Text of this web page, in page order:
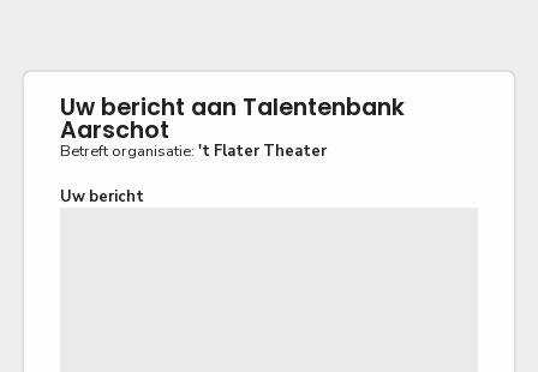
Uw bericht aan Talentenbank
Aarschot
Betreft organisatie: 't Flater Theater
Uw bericht